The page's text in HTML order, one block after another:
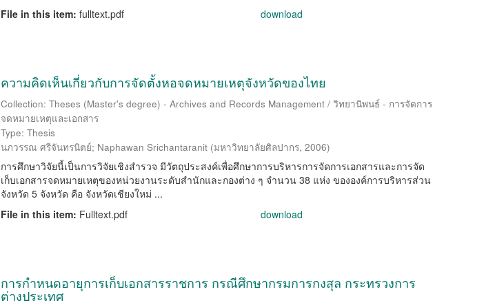
File in this item: fulltext.pdf download
ความคิดเห็นเกี่ยวกับการจัดตั้งหอจดหมายเหตุจังหวัดของไทย
Collection: Theses (Master's degree) - Archives and Records Management / วิทยานิพนธ์ - การจัดการ
จดหมายเหตุและเอกสาร
Type: Thesis
นภวรรณ ศรีจันทรนิตย์; Naphawan Srichantaranit (มหาวิทยาลัยศิลปากร, 2006)
การศึกษาวิจัยนี้เป็นการวิจัยเชิงสำรวจ มีวัตถุประสงค์เพื่อศึกษาการบริหารการจัดการเอกสารและการจัด
เก็บเอกสารจดหมายเหตุของหน่วยงานระดับสำนักและกองต่าง ๆ จำนวน 38 แห่ง ขององค์การบริหารส่วน
จังหวัด 5 จังหวัด คือ จังหวัดเชียงใหม่ ...
File in this item: Fulltext.pdf download
การกำหนดอายุการเก็บเอกสารราชการ กรณีศึกษากรมการกงสุล กระทรวงการ
ต่างประเทศ